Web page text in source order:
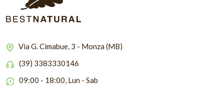
Via G. Cimabue, 3 - Monza (MB)
(39) 3383330146
09:00 - 18:00, Lun - Sab